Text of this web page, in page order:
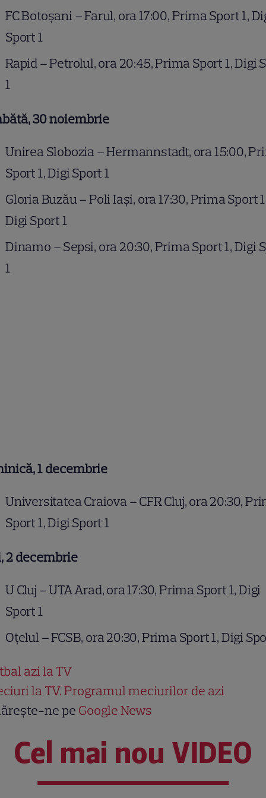
FC Botoșani – Farul, ora 17:00, Prima Sport 1,
Sport 1
Rapid – Petrolul, ora 20:45, Prima Sport 1, Digi
1
30 noiembrie
Unirea Slobozia – Hermannstadt, ora 15:00,
Sport 1, Digi Sport 1
Gloria Buzău – Poli Iași, ora 17:30, Prima Sport
Digi Sport 1
Dinamo – Sepsi, ora 20:30, Prima Sport 1, Digi
1
1 decembrie
Universitatea Craiova – CFR Cluj, ora 20:30,
Sport 1, Digi Sport 1
2 decembrie
U Cluj – UTA Arad, ora 17:30, Prima Sport 1, Digi
Sport 1
Oțelul – FCSB, ora 20:30, Prima Sport 1, Digi
azi la TV
la TV. Programul meciurilor de azi
ne pe Google News
Cel mai nou VIDEO